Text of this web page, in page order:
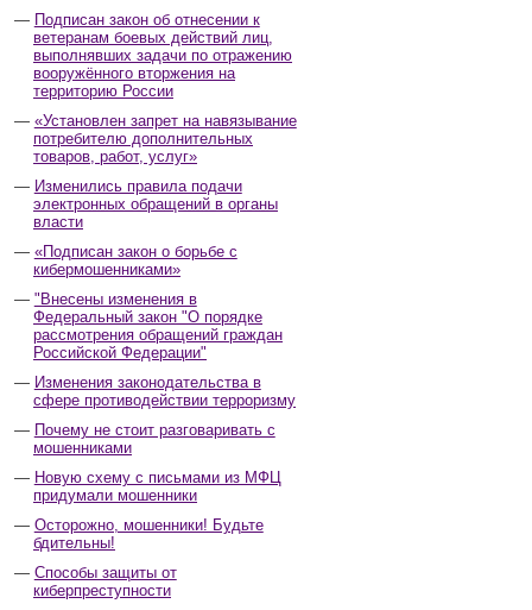
Подписан закон об отнесении к
ветеранам боевых действий лиц,
выполнявших задачи по отражению
вооружённого вторжения на
территорию России
«Установлен запрет на навязывание
потребителю дополнительных
товаров, работ, услуг»
Изменились правила подачи
электронных обращений в органы
власти
«Подписан закон о борьбе с
кибермошенниками»
"Внесены изменения в
Федеральный закон "О порядке
рассмотрения обращений граждан
Российской Федерации"
Изменения законодательства в
сфере противодействии терроризму
Почему не стоит разговаривать с
мошенниками
Новую схему с письмами из МФЦ
придумали мошенники
Осторожно, мошенники! Будьте
бдительны!
Способы защиты от
киберпреступности